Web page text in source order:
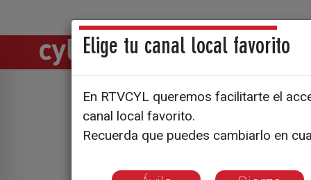
Directos
El
Elige tu canal local favorito
En RTVCYL queremos facilitarte el
canal local favorito.
Recuerda que puedes cambiarlo en